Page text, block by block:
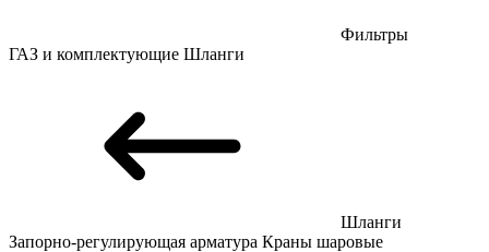
Фильтры
ГАЗ и комплектующие Шланги
Шланги
Запорно-регулирующая арматура Краны шаровые